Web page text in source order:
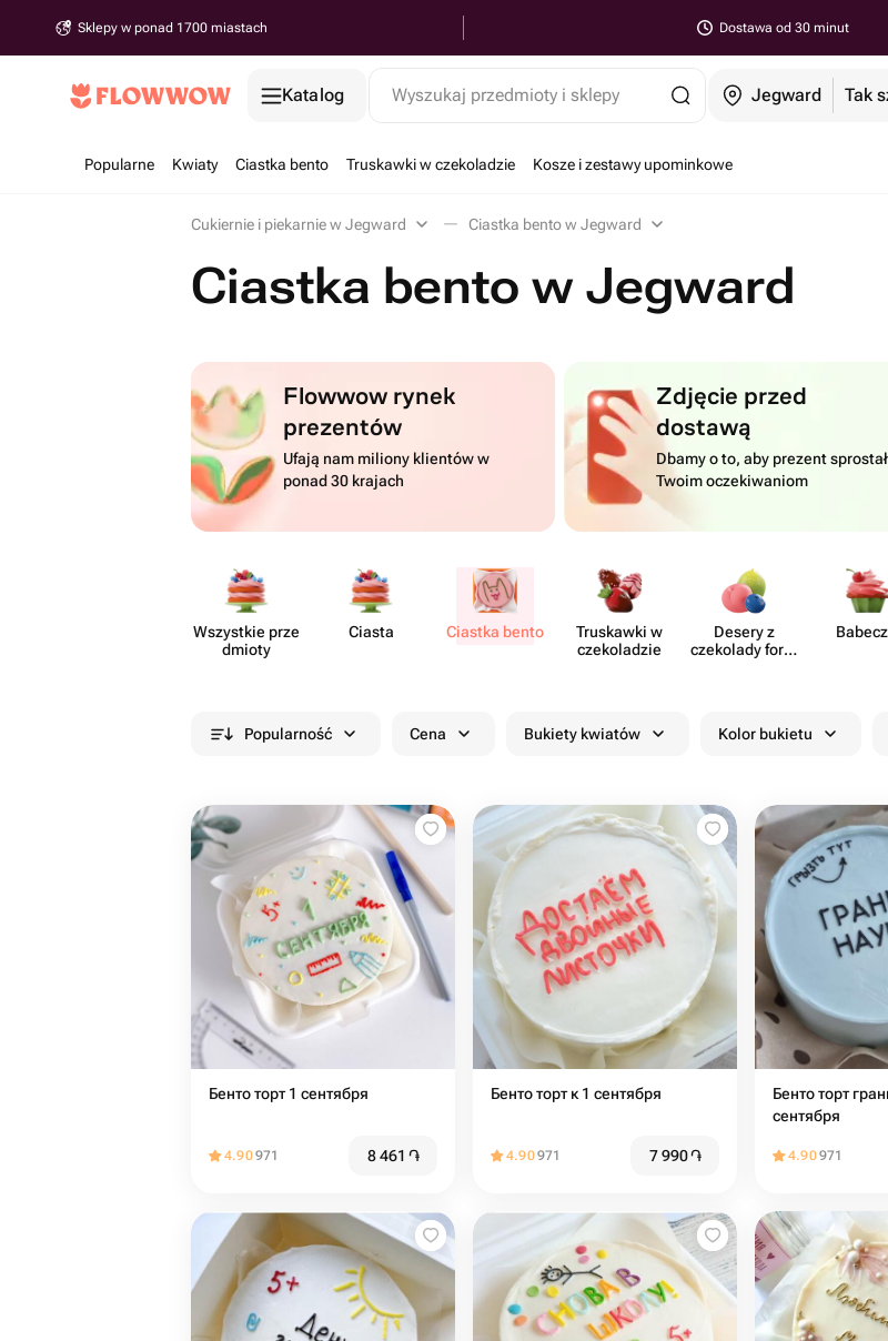
Sklepy w ponad 1700 miastach Dostawa od 30 minut
Katalog Wyszukaj przedmioty i sklepy Jegward Tak
Popularne Kwiaty Ciastka bento Truskawki w czekoladzie Kosze i zestawy upominkowe
Cukiernie i piekarnie w Jegward Ciastka bento w Jegward
Ciastka bento w Jegward
Flowwow rynek
prezentów
Ufają nam miliony klientów w
ponad 30 krajach
Zdjęcie przed
dostawą
Dbamy o to, aby prezent sprostał
Twoim oczekiwaniom
Wszystkie prze​
dmioty
Ciasta Ciastka bento
Truskawki w
czeko​ladzie
Desery z
czekolady form​
Popularność Cena Bukiety kwiatów Kolor bukietu
Бенто торт 1 сентября
4.90971 8 461 ֏
Бенто торт к 1 сентября
4.90971 7 990֏
Бенто торт
сентября
4.90971